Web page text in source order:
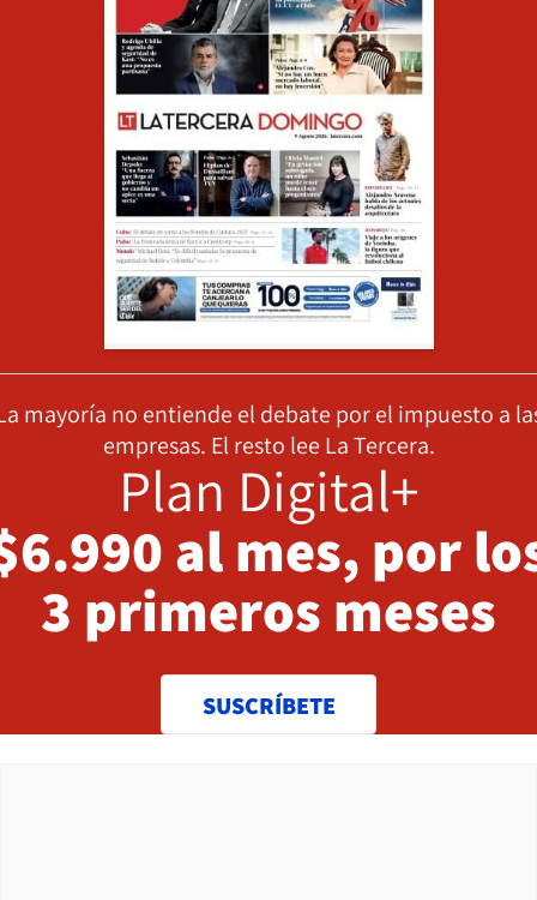
mayoría no entiende el debate por el impuesto a
empresas. El resto lee La Tercera.
Plan Digital+
al mes, por
3 primeros meses
SUSCRÍBETE